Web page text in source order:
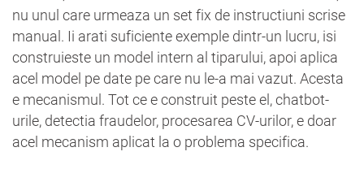
nu unul care urmeaza un set fix de instructiuni scrise
manual. Ii arati suficiente exemple dintr-un lucru, isi
construieste un model intern al tiparului, apoi aplica
acel model pe date pe care nu le-a mai vazut. Acesta
e mecanismul. Tot ce e construit peste el, chatbot-
urile, detectia fraudelor, procesarea CV-urilor, e doar
acel mecanism aplicat la o problema specifica.